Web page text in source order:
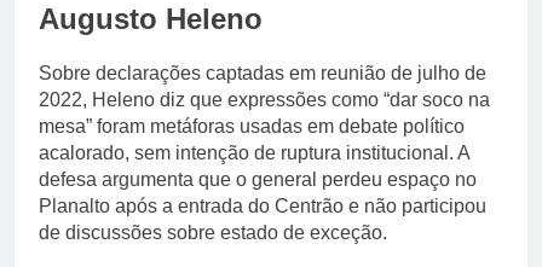
Augusto Heleno
Sobre declarações captadas em reunião de julho de
2022, Heleno diz que expressões como “dar soco na
mesa” foram metáforas usadas em debate político
acalorado, sem intenção de ruptura institucional. A
defesa argumenta que o general perdeu espaço no
Planalto após a entrada do Centrão e não participou
de discussões sobre estado de exceção.